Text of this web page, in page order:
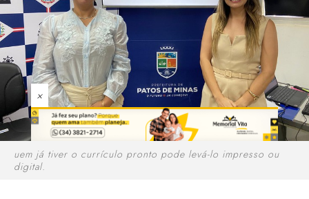
×
uem já tiver o currículo pronto pode levá-lo impresso ou
digital.